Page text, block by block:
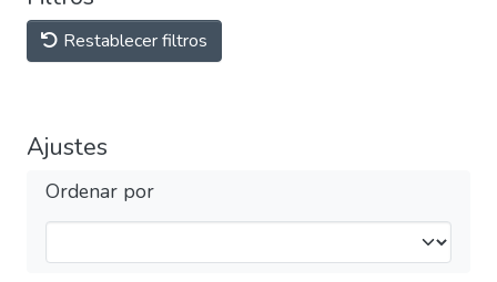
Restablecer filtros
Ajustes
Ordenar por